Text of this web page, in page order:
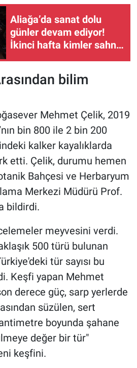
Aliağa’da sanat dolu
günler devam ediyor!
İkinci hafta kimler sahne
bilim
Mehmet Çelik, 2019
bin 800 ile 2 bin 200
kalker kayalıklarda
etti. Çelik, durumu hemen
Bahçesi ve Herbaryum
Merkezi Müdürü Prof.
bildirdi.
meyvesini verdi.
500 türü bulunan
tür sayısı bu
Keşfi yapan Mehmet
derece güç, sarp yerlerde
süzülen, sert
boyunda şahane
değer bir tür"
keşfini.